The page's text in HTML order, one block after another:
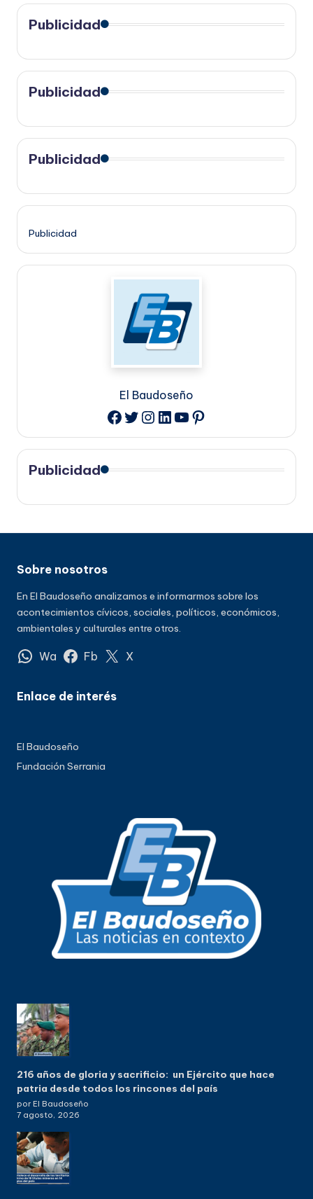
Publicidad
Publicidad
Publicidad
Publicidad
El Baudoseño
Facebook
Twitter
Instagram
LinkedIn
YouTube
Pinterest
Publicidad
Sobre nosotros
En El Baudoseño analizamos e informarmos sobre los
acontecimientos cívicos, sociales, políticos, económicos,
ambientales y culturales entre otros.
Wa Fb X
Enlace de interés
El Baudoseño
Fundación Serrania
216 años de gloria y sacrificio: un Ejército que hace
patria desde todos los rincones del país
por El Baudoseño
7 agosto, 2026